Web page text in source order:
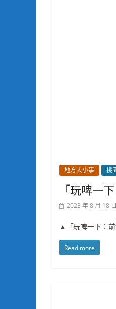
地方大小事 桃
「玩啤一
2023 年 8 月 18 日
▲「玩啤一下：
Read more